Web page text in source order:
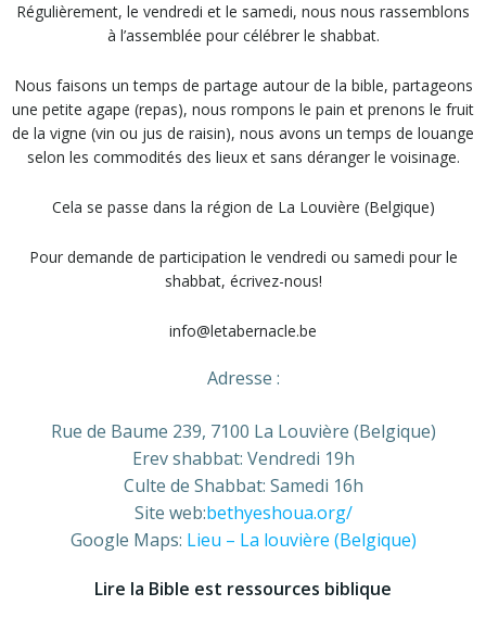
Régulièrement, le vendredi et le samedi, nous nous rassemblons
à l’assemblée pour célébrer le shabbat.
Nous faisons un temps de partage autour de la bible, partageons
une petite agape (repas), nous rompons le pain et prenons le fruit
de la vigne (vin ou jus de raisin), nous avons un temps de louange
selon les commodités des lieux et sans déranger le voisinage.
Cela se passe dans la région de La Louvière (Belgique)
Pour demande de participation le vendredi ou samedi pour le
shabbat, écrivez-nous!
info@letabernacle.be
Adresse :
Rue de Baume 239, 7100 La Louvière (Belgique)
Erev shabbat: Vendredi 19h
Culte de Shabbat: Samedi 16h
Site web:bethyeshoua.org/
Google Maps: Lieu – La louvière (Belgique)
Lire la Bible est ressources biblique